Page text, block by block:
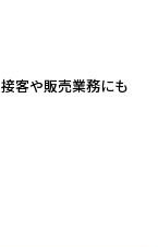
接客や販売業務にも